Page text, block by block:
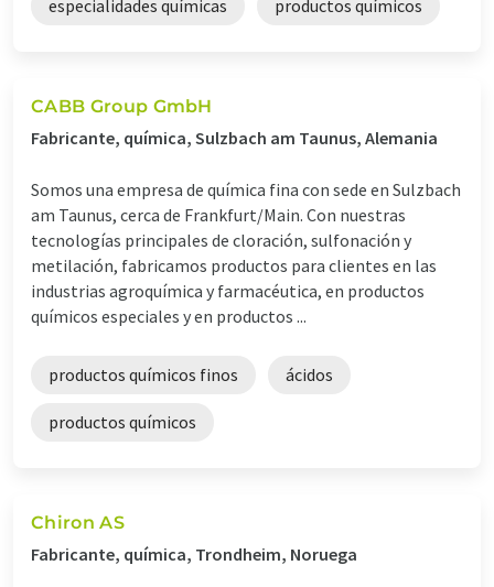
especialidades químicas productos químicos
CABB Group GmbH
Fabricante, química, Sulzbach am Taunus, Alemania
Somos una empresa de química fina con sede en Sulzbach
am Taunus, cerca de Frankfurt/Main. Con nuestras
tecnologías principales de cloración, sulfonación y
metilación, fabricamos productos para clientes en las
industrias agroquímica y farmacéutica, en productos
químicos especiales y en productos ...
productos químicos finos ácidos
productos químicos
Chiron AS
Fabricante, química, Trondheim, Noruega